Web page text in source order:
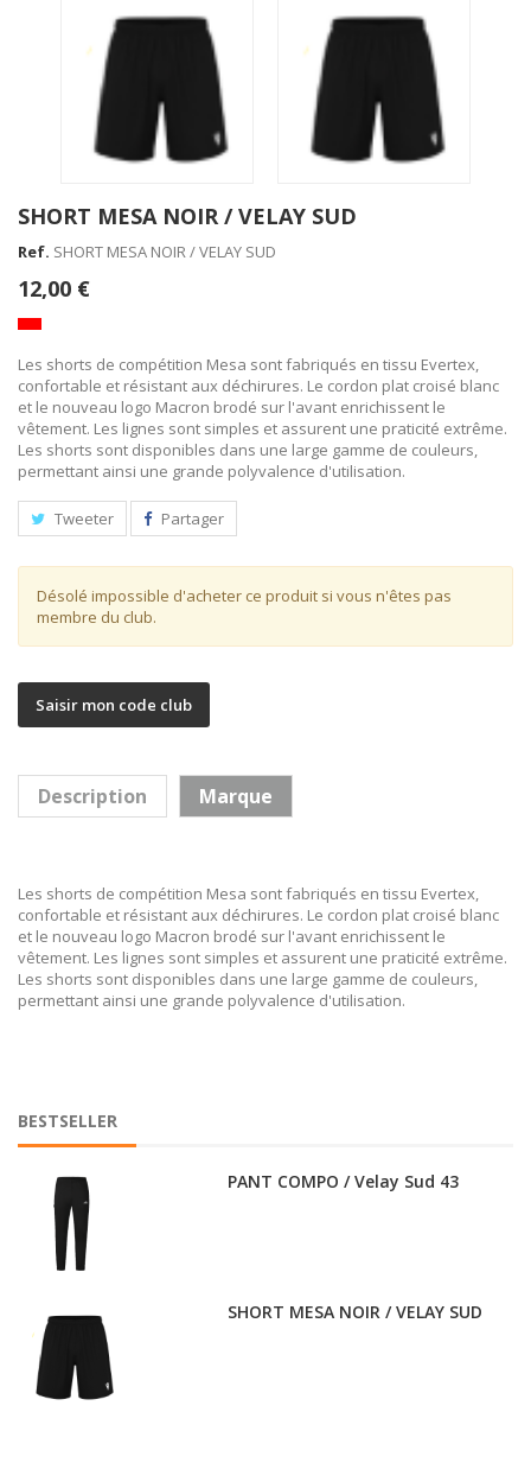
SHORT MESA NOIR / VELAY SUD
Ref. SHORT MESA NOIR / VELAY SUD
12,00 €
Les shorts de compétition Mesa sont fabriqués en tissu Evertex,
confortable et résistant aux déchirures. Le cordon plat croisé blanc
et le nouveau logo Macron brodé sur l'avant enrichissent le
vêtement. Les lignes sont simples et assurent une praticité extrême.
Les shorts sont disponibles dans une large gamme de couleurs,
permettant ainsi une grande polyvalence d'utilisation.
Tweeter Partager
Désolé impossible d'acheter ce produit si vous n'êtes pas
membre du club.
Saisir mon code club
Description Marque
Les shorts de compétition Mesa sont fabriqués en tissu Evertex,
confortable et résistant aux déchirures. Le cordon plat croisé blanc
et le nouveau logo Macron brodé sur l'avant enrichissent le
vêtement. Les lignes sont simples et assurent une praticité extrême.
Les shorts sont disponibles dans une large gamme de couleurs,
permettant ainsi une grande polyvalence d'utilisation.
BESTSELLER
PANT COMPO / Velay Sud 43
SHORT MESA NOIR / VELAY SUD